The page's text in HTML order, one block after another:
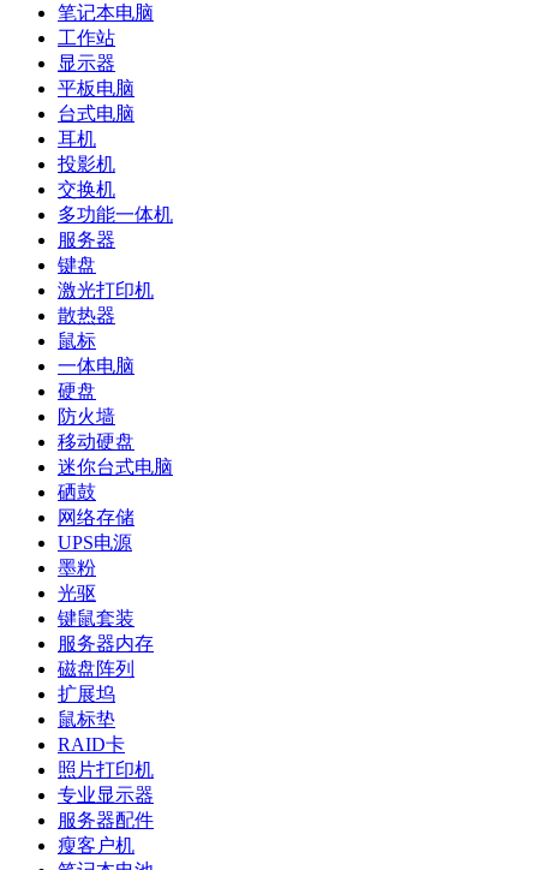
笔记本电脑
工作站
显示器
平板电脑
台式电脑
耳机
投影机
交换机
多功能一体机
服务器
键盘
激光打印机
散热器
鼠标
一体电脑
硬盘
防火墙
移动硬盘
迷你台式电脑
硒鼓
网络存储
UPS电源
墨粉
光驱
键鼠套装
服务器内存
磁盘阵列
扩展坞
鼠标垫
RAID卡
照片打印机
专业显示器
服务器配件
瘦客户机